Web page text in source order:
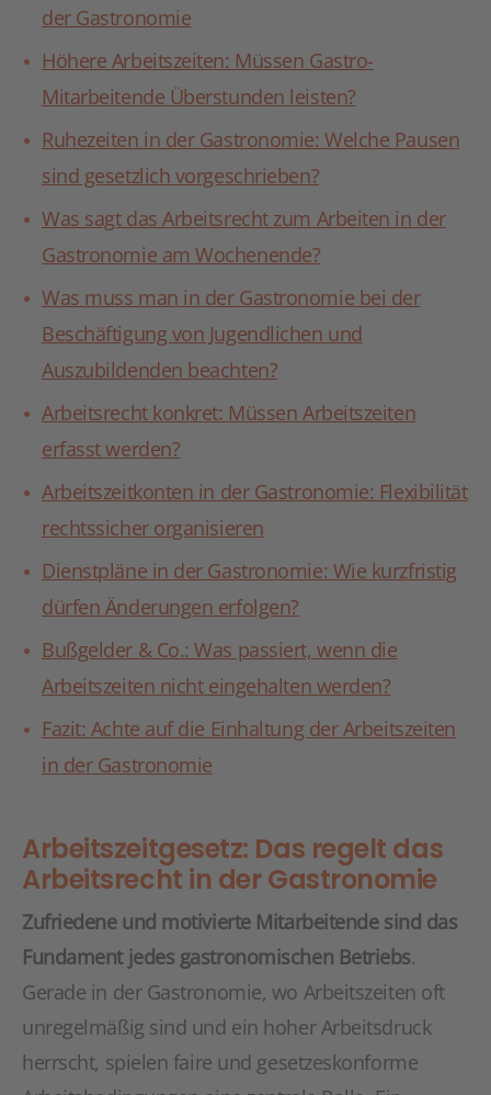
der Gastronomie
Höhere Arbeitszeiten: Müssen Gastro-
Mitarbeitende Überstunden leisten?
Ruhezeiten in der Gastronomie: Welche Pausen
sind gesetzlich vorgeschrieben?
Was sagt das Arbeitsrecht zum Arbeiten in der
Gastronomie am Wochenende?
Was muss man in der Gastronomie bei der
Beschäftigung von Jugendlichen und
Auszubildenden beachten?
Arbeitsrecht konkret: Müssen Arbeitszeiten
erfasst werden?
Arbeitszeitkonten in der Gastronomie: Flexibilität
rechtssicher organisieren
Dienstpläne in der Gastronomie: Wie kurzfristig
dürfen Änderungen erfolgen?
Bußgelder & Co.: Was passiert, wenn die
Arbeitszeiten nicht eingehalten werden?
Fazit: Achte auf die Einhaltung der Arbeitszeiten
in der Gastronomie
Arbeitszeitgesetz: Das regelt das
Arbeitsrecht in der Gastronomie
Zufriedene und motivierte Mitarbeitende sind das
Fundament jedes gastronomischen Betriebs.
Gerade in der Gastronomie, wo Arbeitszeiten oft
unregelmäßig sind und ein hoher Arbeitsdruck
herrscht, spielen faire und gesetzeskonforme